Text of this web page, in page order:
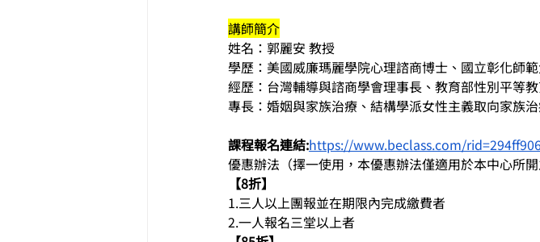
講師簡介
姓名：郭麗安 教授
學歷：美國威廉瑪麗學院心理諮商博士、國立彰化師
經歷：台灣輔導與諮商學會理事長、教育部性別平等
專長：婚姻與家族治療、結構學派女性主義取向家族
課程報名連結:https://www.beclass.com/
優惠辦法（擇一使用，本優惠辦法僅適用於本中心所開
【8折】
1.三人以上團報並在期限內完成繳費者
2.一人報名三堂以上者